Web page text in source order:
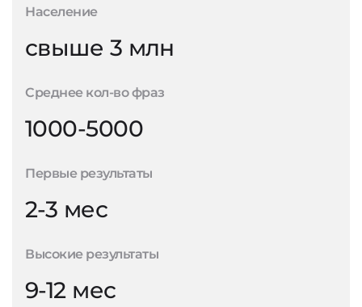
Население
свыше 3 млн
Среднее кол-во фраз
1000-5000
Первые результаты
2-3 мес
Высокие результаты
9-12 мес